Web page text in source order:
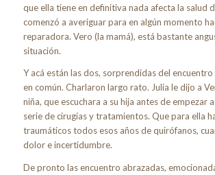
que ella tiene en definitiva nada afecta la salud
comenzó a averiguar para en algún momento
reparadora. Vero (la mamá), está bastante
situación.
Y acá están las dos, sorprendidas del
en común. Charlaron largo rato. Julia le dijo a
niña, que escuchara a su hija antes de empezar
serie de cirugías y tratamientos. Que para ella
traumáticos todos esos años de quirófanos,
dolor e incertidumbre.
De pronto las encuentro abrazadas,